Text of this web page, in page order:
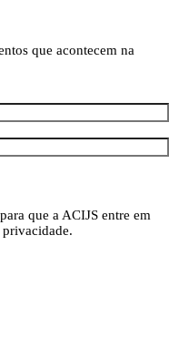
que acontecem na
que a ACIJS entre em